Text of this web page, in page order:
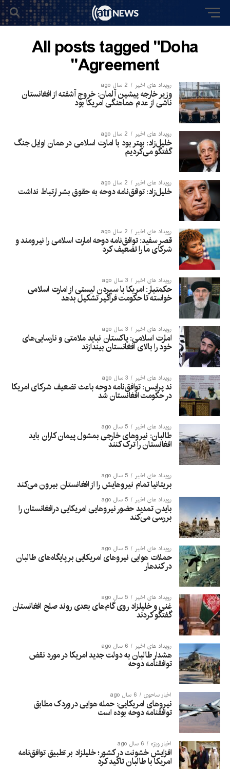
All posts tagged "Doha
Agreement"
رویداد های اخیر 2 سال ago
وزیر خارجه پیشین آلمان: خروج آشفته از افغانستان
ناشی از عدم هماهنگی امریکا بود
رویداد های اخیر 2 سال ago
خلیل‌زاد: بهتر بود با امارت اسلامی در همان اوایل جنگ
گفتگو می‌کردیم
رویداد های اخیر 2 سال ago
خلیل‌زاد: توافق‌نامه دوحه به حقوق بشر ارتباط نداشت
رویداد های اخیر 2 سال ago
قصر سفید: توافق‌نامه دوحه امارت اسلامی را نیرومند و
شرکای ما را تضعیف کرد
رویداد های اخیر 3 سال ago
حکمتیار: امریکا با سپردن لیستی از امارت اسلامی
خواسته تا حکومت فراگیر تشکیل بدهد
رویداد های اخیر 3 سال ago
امارت اسلامی: پاکستان نباید ملامتی و نارسایی‌های
خود را بالای افغانستان بیندازند
رویداد های اخیر 3 سال ago
ند پرایس: توافق‌نامه دوحه باعث تضعیف شرکای امریکا
در حکومت افغانستان شد
رویداد های اخیر 5 سال ago
طالبان: نیروهای خارجی بمشول پیمان کاران باید
افغانستان را ترک کنند
رویداد های اخیر 5 سال ago
بریتانیا تمام نیروهایش را از افغانستان بیرون می‌کند
رویداد های اخیر 5 سال ago
بایدن تمدید حضور نیروهایی امریکایی درافغانستان را
بررسی می‌کند
رویداد های اخیر 5 سال ago
حملات هوایی نیروهای امریکایی بر پایگاه‌های طالبان
در کندهار
رویداد های اخیر 5 سال ago
غنی و خلیلزاد روی گام‌های بعدی روند صلح افغانستان
گفتگو کردند
رویداد های اخیر 6 سال ago
هشدار طالبان به دولت جدید امریکا در مورد نقض
توافقنامه دوحه
اخبار ساحوی 6 سال ago
نیروهای امریکایی: حمله هوایی در وردک مطابق
توافقنامه دوحه بوده است
اخبار ویژه 6 سال ago
افزایش خشونت در کشور؛ خلیلزاد بر تطبیق توافق‌نامه
امریکا با طالبان تاکید کرد